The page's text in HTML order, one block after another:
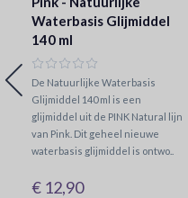
Waterbasis Glijmiddel
140 ml
De Natuurlijke Waterbasis
Glijmiddel 140 ml is een
glijmiddel uit de PINK Natural lijn
van Pink. Dit geheel nieuwe
waterbasis glijmiddel is ontwo..
€ 12,90